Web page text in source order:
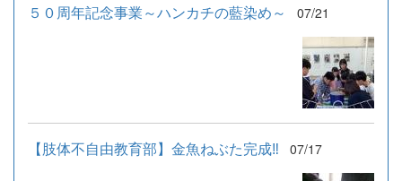
５０周年記念事業～ハンカチの藍染め～ 07/21
【肢体不自由教育部】金魚ねぶた完成‼ 07/17